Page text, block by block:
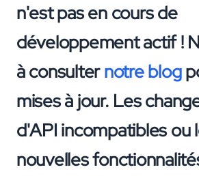
n'est pas en cours de
développement actif !
à consulternotre blog
mises à jour. Les
d'API incompatibles ou
nouvelles